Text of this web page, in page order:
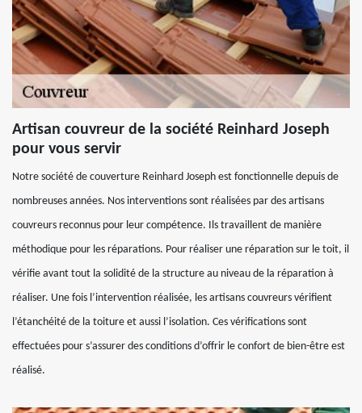
Artisan couvreur de la société Reinhard Joseph
pour vous servir
Notre société de couverture Reinhard Joseph est fonctionnelle depuis de
nombreuses années. Nos interventions sont réalisées par des artisans
couvreurs reconnus pour leur compétence. Ils travaillent de manière
méthodique pour les réparations. Pour réaliser une réparation sur le toit, il
vérifie avant tout la solidité de la structure au niveau de la réparation à
réaliser. Une fois l’intervention réalisée, les artisans couvreurs vérifient
l’étanchéité de la toiture et aussi l’isolation. Ces vérifications sont
effectuées pour s’assurer des conditions d’offrir le confort de bien-être est
réalisé.